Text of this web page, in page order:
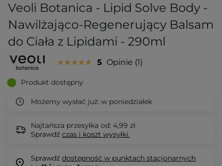
Veoli Botanica - Lipid Solve Body -
Nawilżająco-Regenerujący Balsam
do Ciała z Lipidami - 290ml
5 Opinie 1
Produkt dostępny
Możemy wysłać już: w poniedziałek
Najtańsza przesyłka od: 4,99 zł.
Sprawdź czas i koszt wysyłki.
Sprawdź dostępność w punktach stacjonarnych